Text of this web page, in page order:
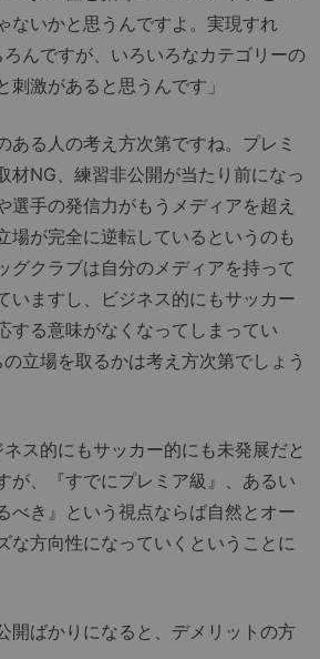
ないかと思うんですよ。実現すれ
んですが、いろいろなカテゴリーの
刺激があると思うんです」
ある人の考え方次第ですね。プレミ
材NG、練習非公開が当たり前になっ
選手の発信力がもうメディアを超え
場が完全に逆転しているというのも
グクラブは自分のメディアを持って
いますし、ビジネス的にもサッカー
する意味がなくなってしまってい
立場を取るかは考え方次第でしょう
ネス的にもサッカー的にも未発展だと
が、『すでにプレミア級』、あるい
べき』という視点ならば自然とオー
な方向性になっていくということに
開ばかりになると、デメリットの方